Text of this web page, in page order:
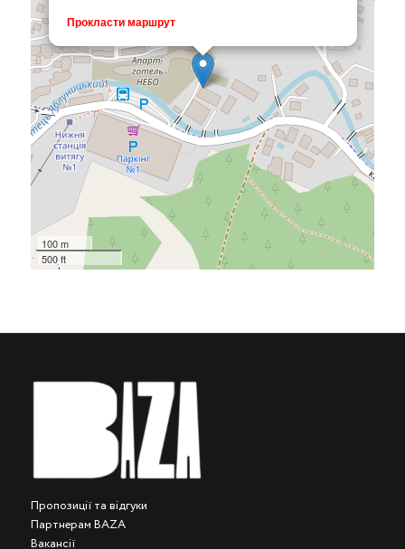
Прокласти маршрут
100 m
500 ft
Пропозиції та відгуки
Партнерам BAZA
Вакансії